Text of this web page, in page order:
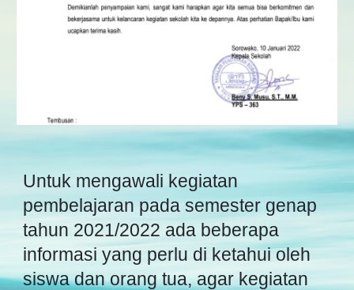
Untuk mengawali kegiatan
pembelajaran pada semester genap
tahun 2021/2022 ada beberapa
informasi yang perlu di ketahui oleh
siswa dan orang tua, agar kegiatan